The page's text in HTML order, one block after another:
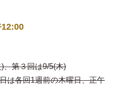
、第３回は9/5(木)
は各回1週前の木曜日、正午